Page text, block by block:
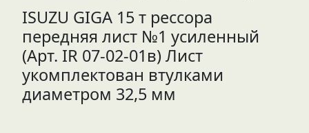
ISUZU GIGA 15 т рессора
передняя лист №1 усиленный
(Арт. IR 07-02-01в) Лист
укомплектован втулками
диаметром 32,5 мм